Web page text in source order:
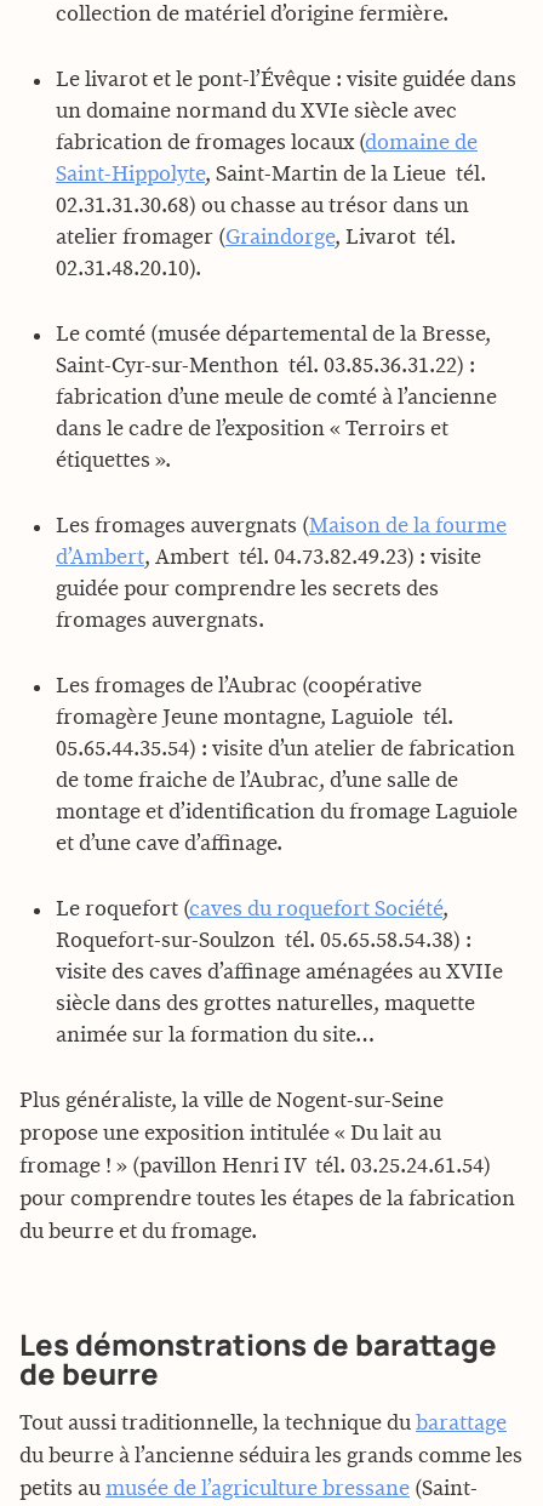
collection de matériel d’origine fermière.
Le livarot et le pont-l’Évêque : visite guidée dans
un domaine normand du XVIe siècle avec
fabrication de fromages locaux (domaine de
Saint-Hippolyte, Saint-Martin de la Lieue  tél.
02.31.31.30.68) ou chasse au trésor dans un
atelier fromager (Graindorge, Livarot  tél.
02.31.48.20.10).
Le comté (musée départemental de la Bresse,
Saint-Cyr-sur-Menthon  tél. 03.85.36.31.22) :
fabrication d’une meule de comté à l’ancienne
dans le cadre de l’exposition « Terroirs et
étiquettes ».
Les fromages auvergnats (Maison de la fourme
d’Ambert, Ambert  tél. 04.73.82.49.23) : visite
guidée pour comprendre les secrets des
fromages auvergnats.
Les fromages de l’Aubrac (coopérative
fromagère Jeune montagne, Laguiole  tél.
05.65.44.35.54) : visite d’un atelier de fabrication
de tome fraiche de l’Aubrac, d’une salle de
montage et d’identification du fromage Laguiole
et d’une cave d’affinage.
Le roquefort (caves du roquefort Société,
Roquefort-sur-Soulzon  tél. 05.65.58.54.38) :
visite des caves d’affinage aménagées au XVIIe
siècle dans des grottes naturelles, maquette
animée sur la formation du site…
Plus généraliste, la ville de Nogent-sur-Seine
propose une exposition intitulée « Du lait au
fromage ! » (pavillon Henri IV  tél. 03.25.24.61.54)
pour comprendre toutes les étapes de la fabrication
du beurre et du fromage.
Les démonstrations de barattage
de beurre
Tout aussi traditionnelle, la technique du barattage
du beurre à l’ancienne séduira les grands comme les
petits au musée de l’agriculture bressane (Saint-